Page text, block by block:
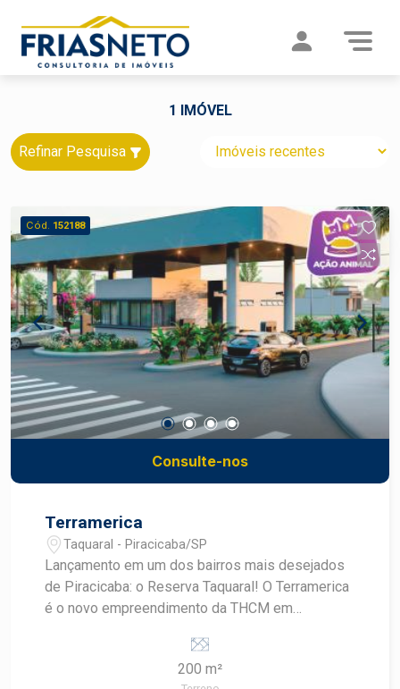
1 IMÓVEL
Refinar Pesquisa
Cód. 152188
Consulte-nos
Terramerica
Taquaral - Piracicaba/SP
Lançamento em um dos bairros mais desejados
de Piracicaba: o Reserva Taquaral! O Terramerica
é o novo empreendimento da THCM em
para quem deseja morar em uma das regiões
mais prósperas e valorizadas da cidade, com
200 m²